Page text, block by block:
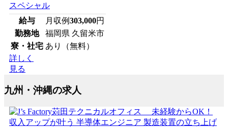
スペシャル
給与
月収例303,000円
勤務地
福岡県 久留米市
寮・社宅 あり（無料）
詳しく
見る
九州・沖縄の求人